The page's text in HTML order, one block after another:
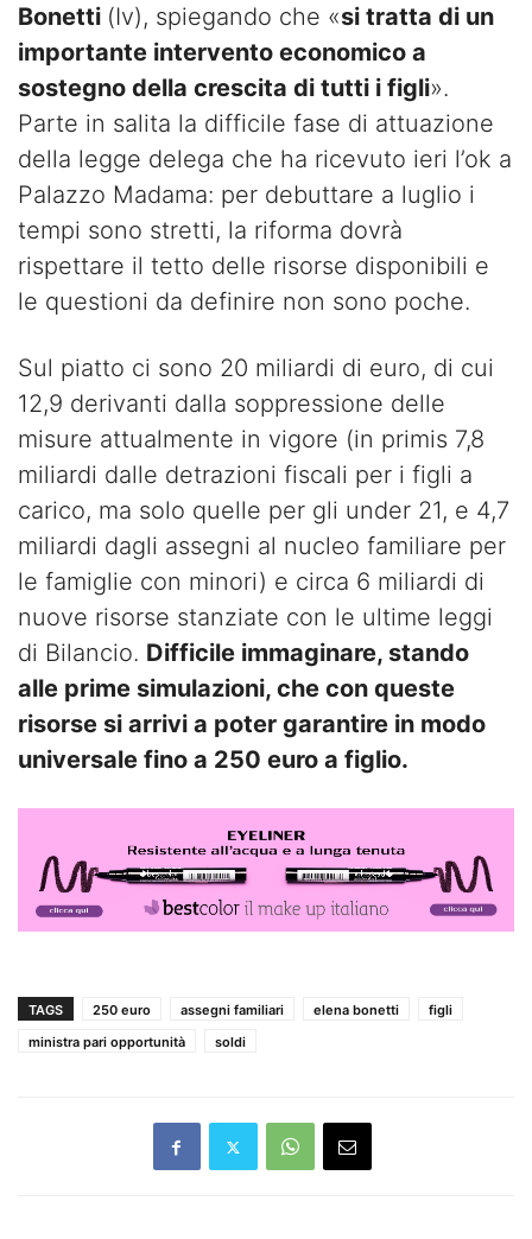
Bonetti (Iv), spiegando che «si tratta di un
importante intervento economico a
sostegno della crescita di tutti i figli».
Parte in salita la difficile fase di attuazione
della legge delega che ha ricevuto ieri l’ok a
Palazzo Madama: per debuttare a luglio i
tempi sono stretti, la riforma dovrà
rispettare il tetto delle risorse disponibili e
le questioni da definire non sono poche.
Sul piatto ci sono 20 miliardi di euro, di cui
12,9 derivanti dalla soppressione delle
misure attualmente in vigore (in primis 7,8
miliardi dalle detrazioni fiscali per i figli a
carico, ma solo quelle per gli under 21, e 4,7
miliardi dagli assegni al nucleo familiare per
le famiglie con minori) e circa 6 miliardi di
nuove risorse stanziate con le ultime leggi
di Bilancio. Difficile immaginare, stando
alle prime simulazioni, che con queste
risorse si arrivi a poter garantire in modo
universale fino a 250 euro a figlio.
TAGS 250 euro assegni familiari elena bonetti
figli
ministra pari opportunità
soldi